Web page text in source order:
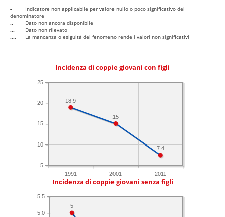
-
Indicatore non applicabile per valore nullo o poco significativo del
denominatore
..
Dato non ancora disponibile
...
Dato non rilevato
....
La mancanza o esiguità del fenomeno rende i valori non significativi
Incidenza di coppie giovani con figli
1991 2001 2011
5
10
15
20
25
7.4
15
18.9
Incidenza di coppie giovani senza figli
5.0
5.5
5